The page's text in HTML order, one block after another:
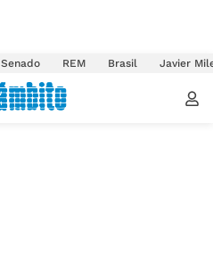
Senado REM Brasil Javier